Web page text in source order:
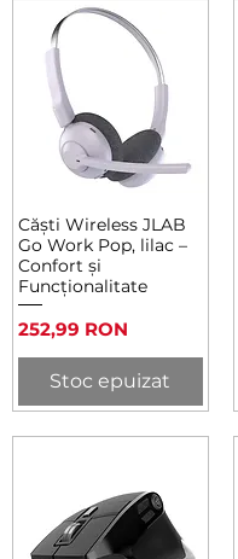
Afișare rapidă
Căști Wireless JLAB
Go Work Pop, lilac –
Confort și
Funcționalitate
Preț
252,99 RON
Stoc epuizat